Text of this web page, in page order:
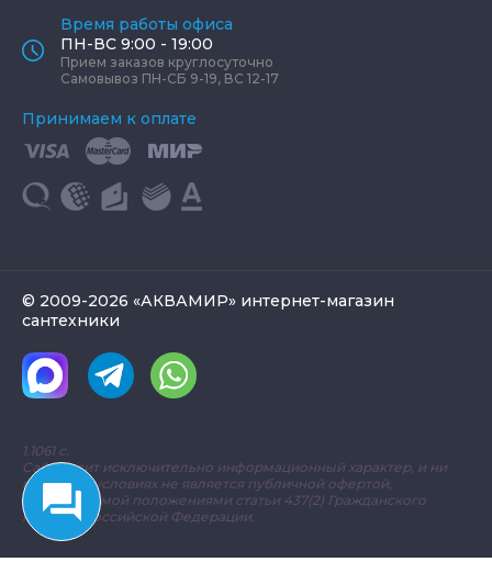
Время работы офиса
ПН-ВС 9:00 - 19:00
Прием заказов круглосуточно
Самовывоз ПН-СБ 9-19, ВС 12-17
Принимаем к оплате
© 2009-2026 «АКВАМИР» интернет-магазин
сантехники
1.1061 с.
Сайт носит исключительно информационный характер, и ни
при каких условиях не является публичной офертой,
определяемой положениями статьи 437(2) Гражданского
кодекса Российской Федерации.